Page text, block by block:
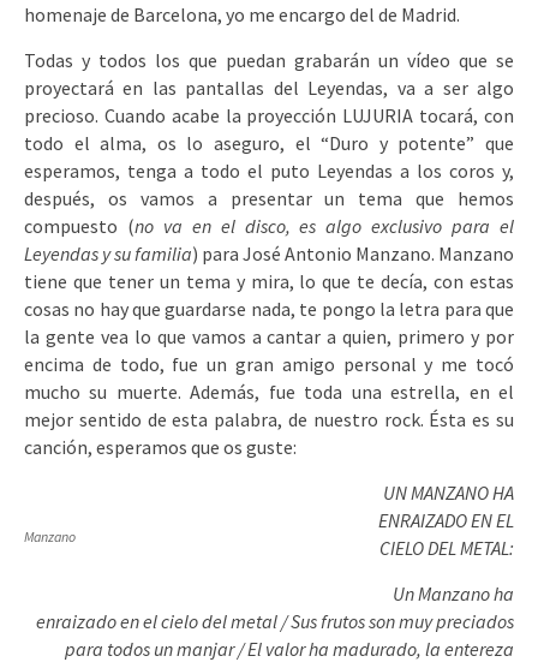
homenaje de Barcelona, yo me encargo del de Madrid.
Todas y todos los que puedan grabarán un vídeo que se
proyectará en las pantallas del Leyendas, va a ser algo
precioso. Cuando acabe la proyección LUJURIA tocará, con
todo el alma, os lo aseguro, el “Duro y potente” que
esperamos, tenga a todo el puto Leyendas a los coros y,
después, os vamos a presentar un tema que hemos
compuesto (no va en el disco, es algo exclusivo para el
Leyendas y su familia) para José Antonio Manzano. Manzano
tiene que tener un tema y mira, lo que te decía, con estas
cosas no hay que guardarse nada, te pongo la letra para que
la gente vea lo que vamos a cantar a quien, primero y por
encima de todo, fue un gran amigo personal y me tocó
mucho su muerte. Además, fue toda una estrella, en el
mejor sentido de esta palabra, de nuestro rock. Ésta es su
canción, esperamos que os guste:
Manzano
UN MANZANO HA
ENRAIZADO EN EL
CIELO DEL METAL:
Un Manzano ha
enraizado en el cielo del metal / Sus frutos son muy preciados
para todos un manjar /El valor ha madurado, la entereza